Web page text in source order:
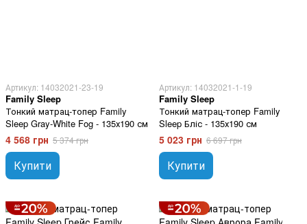
Артикул: 14032021-23-19
Family Sleep
Тонкий матрац-топер Family
Sleep Gray-White Fog - 135х190 см
4 568 грн 5 374 грн
Купити
Артикул: 14032021-1-19
Family Sleep
Тонкий матрац-топер Family
Sleep Бліс - 135х190 см
5 023 грн 6 697 грн
Купити